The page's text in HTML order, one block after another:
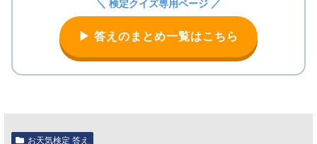
＼ 検定クイズ専用ページ ／
▶ 答えのまとめ一覧はこちら
お天気検定 答え